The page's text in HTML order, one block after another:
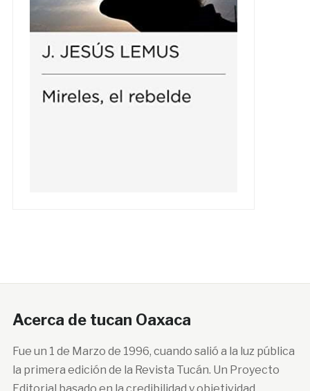
Acerca de tucan Oaxaca
Fue un 1 de Marzo de 1996, cuando salió a la luz pública
la primera edición de la Revista Tucán. Un Proyecto